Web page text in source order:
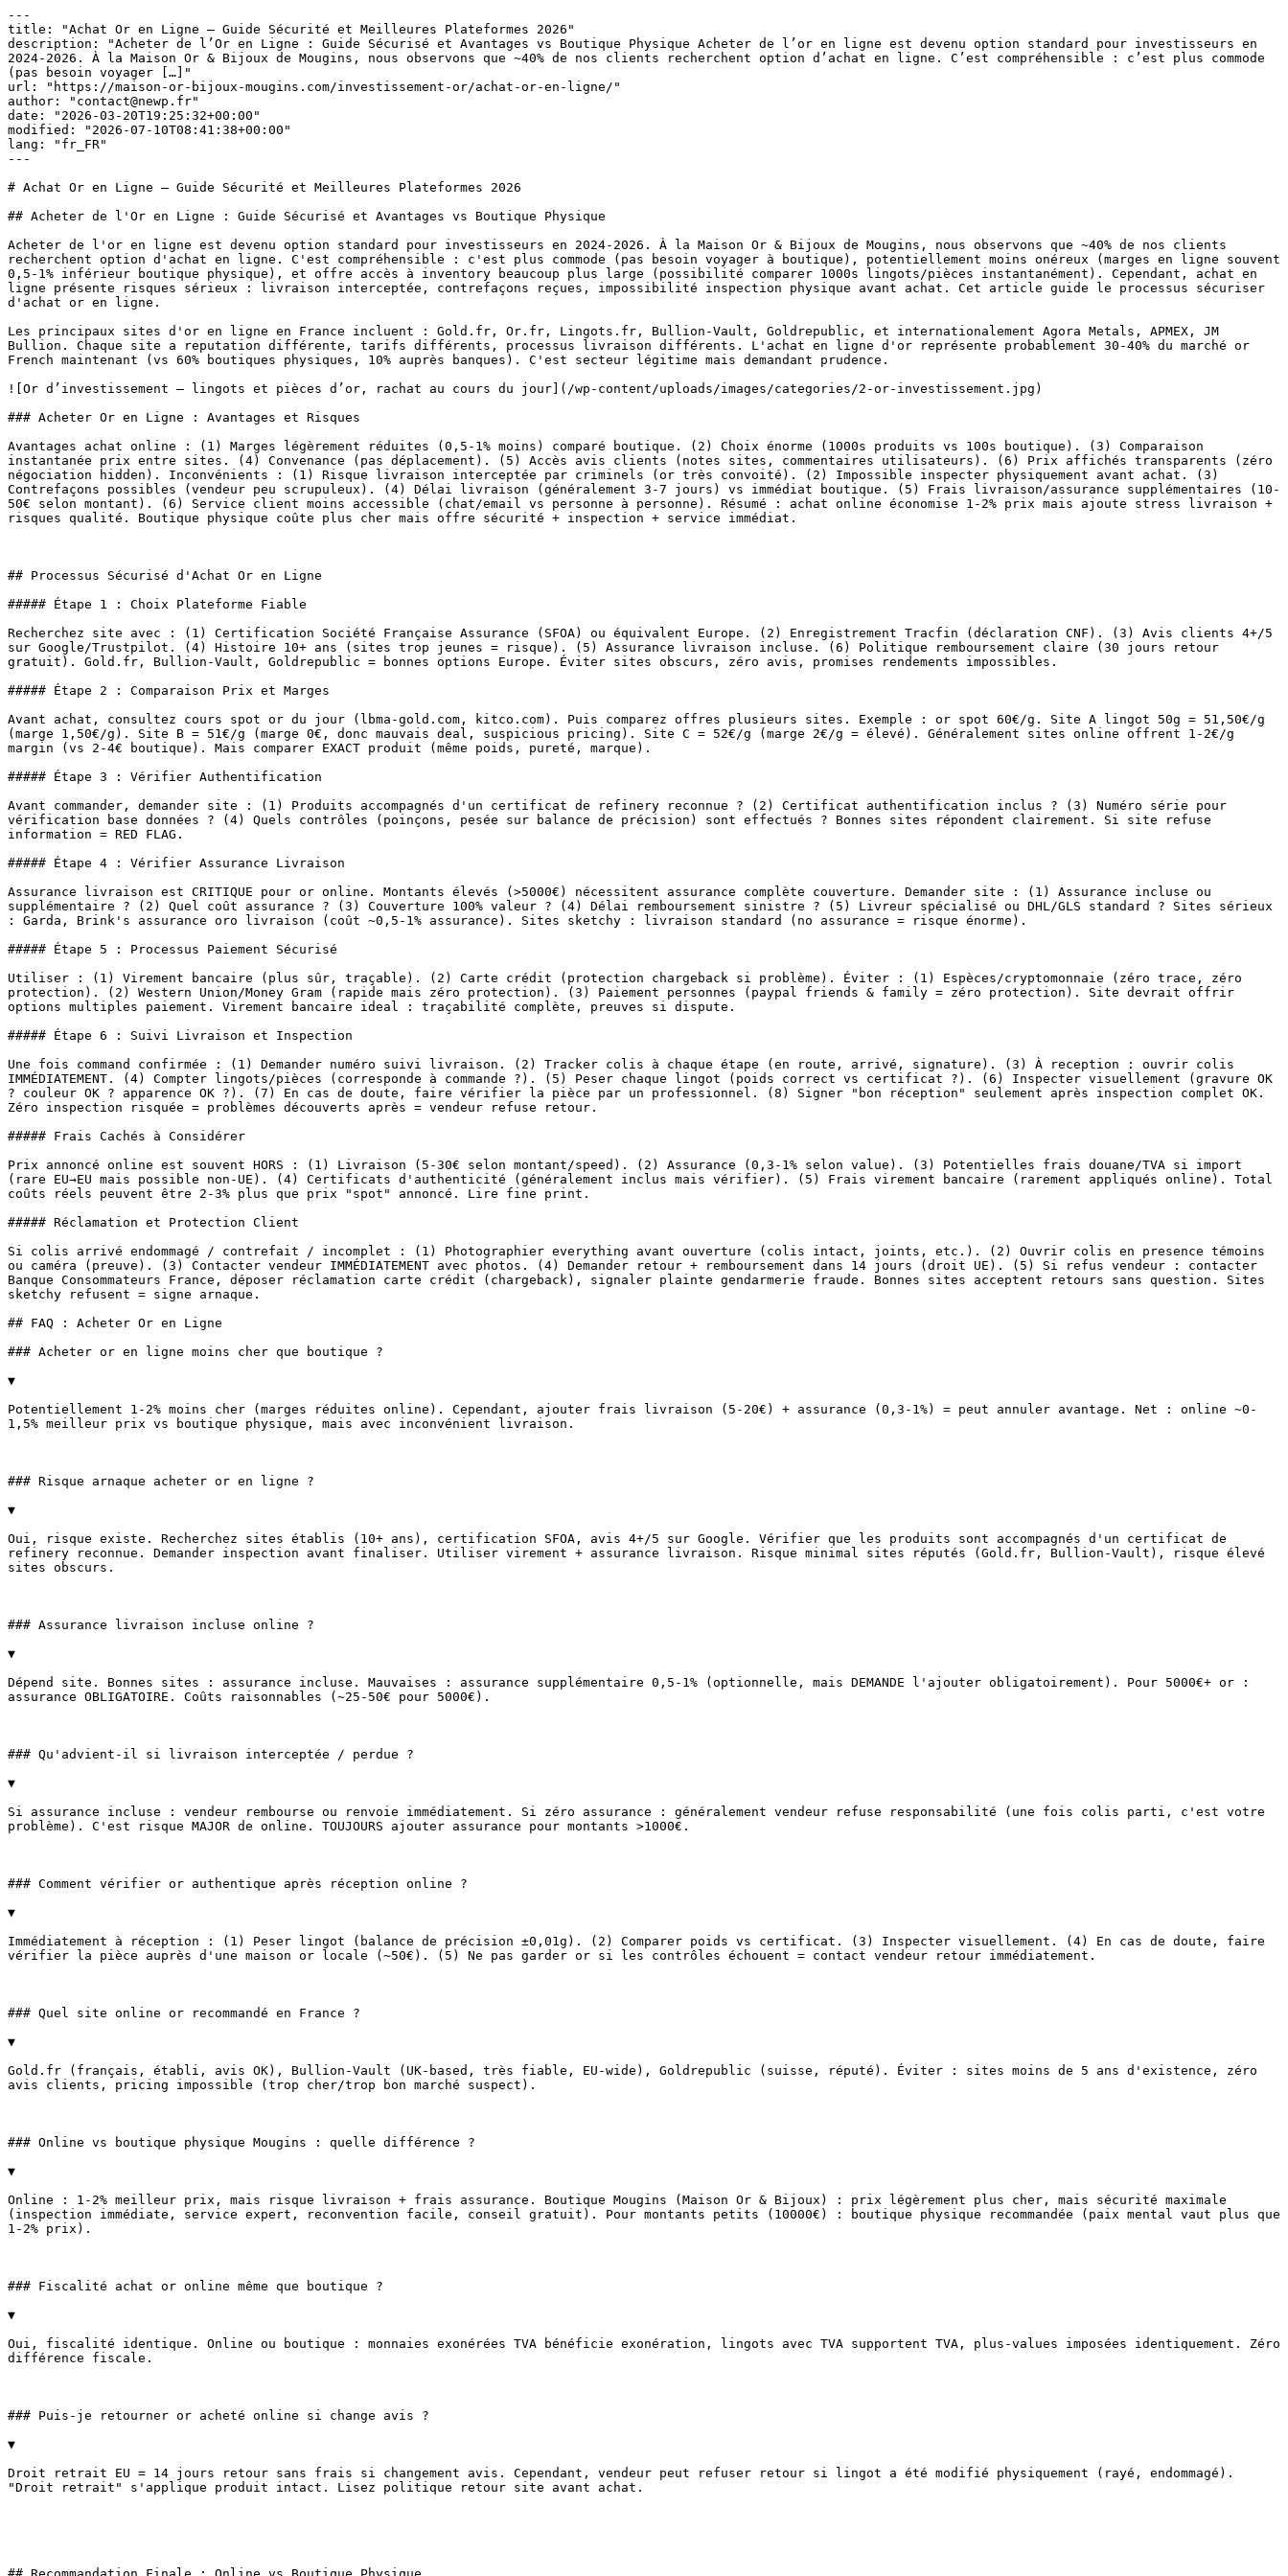
---
title: "Achat Or en Ligne — Guide Sécurité et Meilleures Plateformes 2026"
description: "Acheter de l’Or en Ligne : Guide Sécurisé et Avantages vs Boutique Physique Acheter de l’or en ligne est devenu option standard pour investisseurs en 2024-2026. À la Maison Or & Bijoux de Mougins, nous observons que ~40% de nos clients recherchent option d’achat en ligne. C’est compréhensible : c’est plus commode (pas besoin voyager […]"
url: "https://maison-or-bijoux-mougins.com/investissement-or/achat-or-en-ligne/"
author: "contact@newp.fr"
date: "2026-03-20T19:25:32+00:00"
modified: "2026-07-10T08:41:38+00:00"
lang: "fr_FR"
---

# Achat Or en Ligne — Guide Sécurité et Meilleures Plateformes 2026

## Acheter de l'Or en Ligne : Guide Sécurisé et Avantages vs Boutique Physique

Acheter de l'or en ligne est devenu option standard pour investisseurs en 2024-2026. À la Maison Or & Bijoux de Mougins, nous observons que ~40% de nos clients recherchent option d'achat en ligne. C'est compréhensible : c'est plus commode (pas besoin voyager à boutique), potentiellement moins onéreux (marges en ligne souvent 0,5-1% inférieur boutique physique), et offre accès à inventory beaucoup plus large (possibilité comparer 1000s lingots/pièces instantanément). Cependant, achat en ligne présente risques sérieux : livraison interceptée, contrefaçons reçues, impossibilité inspection physique avant achat. Cet article guide le processus sécuriser d'achat or en ligne.

Les principaux sites d'or en ligne en France incluent : Gold.fr, Or.fr, Lingots.fr, Bullion-Vault, Goldrepublic, et internationalement Agora Metals, APMEX, JM Bullion. Chaque site a reputation différente, tarifs différents, processus livraison différents. L'achat en ligne d'or représente probablement 30-40% du marché or French maintenant (vs 60% boutiques physiques, 10% auprès banques). C'est secteur légitime mais demandant prudence.

![Or d’investissement — lingots et pièces d’or, rachat au cours du jour](/wp-content/uploads/images/categories/2-or-investissement.jpg)

### Acheter Or en Ligne : Avantages et Risques

Avantages achat online : (1) Marges légèrement réduites (0,5-1% moins) comparé boutique. (2) Choix énorme (1000s produits vs 100s boutique). (3) Comparaison instantanée prix entre sites. (4) Convenance (pas déplacement). (5) Accès avis clients (notes sites, commentaires utilisateurs). (6) Prix affichés transparents (zéro négociation hidden). Inconvénients : (1) Risque livraison interceptée par criminels (or très convoité). (2) Impossible inspecter physiquement avant achat. (3) Contrefaçons possibles (vendeur peu scrupuleux). (4) Délai livraison (généralement 3-7 jours) vs immédiat boutique. (5) Frais livraison/assurance supplémentaires (10-50€ selon montant). (6) Service client moins accessible (chat/email vs personne à personne). Résumé : achat online économise 1-2% prix mais ajoute stress livraison + risques qualité. Boutique physique coûte plus cher mais offre sécurité + inspection + service immédiat.

 

## Processus Sécurisé d'Achat Or en Ligne

##### Étape 1 : Choix Plateforme Fiable

Recherchez site avec : (1) Certification Société Française Assurance (SFOA) ou équivalent Europe. (2) Enregistrement Tracfin (déclaration CNF). (3) Avis clients 4+/5 sur Google/Trustpilot. (4) Histoire 10+ ans (sites trop jeunes = risque). (5) Assurance livraison incluse. (6) Politique remboursement claire (30 jours retour gratuit). Gold.fr, Bullion-Vault, Goldrepublic = bonnes options Europe. Éviter sites obscurs, zéro avis, promises rendements impossibles.

##### Étape 2 : Comparaison Prix et Marges

Avant achat, consultez cours spot or du jour (lbma-gold.com, kitco.com). Puis comparez offres plusieurs sites. Exemple : or spot 60€/g. Site A lingot 50g = 51,50€/g (marge 1,50€/g). Site B = 51€/g (marge 0€, donc mauvais deal, suspicious pricing). Site C = 52€/g (marge 2€/g = élevé). Généralement sites online offrent 1-2€/g margin (vs 2-4€ boutique). Mais comparer EXACT produit (même poids, pureté, marque).

##### Étape 3 : Vérifier Authentification

Avant commander, demander site : (1) Produits accompagnés d'un certificat de refinery reconnue ? (2) Certificat authentification inclus ? (3) Numéro série pour vérification base données ? (4) Quels contrôles (poinçons, pesée sur balance de précision) sont effectués ? Bonnes sites répondent clairement. Si site refuse information = RED FLAG.

##### Étape 4 : Vérifier Assurance Livraison

Assurance livraison est CRITIQUE pour or online. Montants élevés (>5000€) nécessitent assurance complète couverture. Demander site : (1) Assurance incluse ou supplémentaire ? (2) Quel coût assurance ? (3) Couverture 100% valeur ? (4) Délai remboursement sinistre ? (5) Livreur spécialisé ou DHL/GLS standard ? Sites sérieux : Garda, Brink's assurance oro livraison (coût ~0,5-1% assurance). Sites sketchy : livraison standard (no assurance = risque énorme).

##### Étape 5 : Processus Paiement Sécurisé

Utiliser : (1) Virement bancaire (plus sûr, traçable). (2) Carte crédit (protection chargeback si problème). Éviter : (1) Espèces/cryptomonnaie (zéro trace, zéro protection). (2) Western Union/Money Gram (rapide mais zéro protection). (3) Paiement personnes (paypal friends & family = zéro protection). Site devrait offrir options multiples paiement. Virement bancaire ideal : traçabilité complète, preuves si dispute.

##### Étape 6 : Suivi Livraison et Inspection

Une fois command confirmée : (1) Demander numéro suivi livraison. (2) Tracker colis à chaque étape (en route, arrivé, signature). (3) À reception : ouvrir colis IMMÉDIATEMENT. (4) Compter lingots/pièces (corresponde à commande ?). (5) Peser chaque lingot (poids correct vs certificat ?). (6) Inspecter visuellement (gravure OK ? couleur OK ? apparence OK ?). (7) En cas de doute, faire vérifier la pièce par un professionnel. (8) Signer "bon réception" seulement après inspection complet OK. Zéro inspection risquée = problèmes découverts après = vendeur refuse retour.

##### Frais Cachés à Considérer

Prix annoncé online est souvent HORS : (1) Livraison (5-30€ selon montant/speed). (2) Assurance (0,3-1% selon value). (3) Potentielles frais douane/TVA si import (rare EU→EU mais possible non-UE). (4) Certificats d'authenticité (généralement inclus mais vérifier). (5) Frais virement bancaire (rarement appliqués online). Total coûts réels peuvent être 2-3% plus que prix "spot" annoncé. Lire fine print.

##### Réclamation et Protection Client

Si colis arrivé endommagé / contrefait / incomplet : (1) Photographier everything avant ouverture (colis intact, joints, etc.). (2) Ouvrir colis en presence témoins ou caméra (preuve). (3) Contacter vendeur IMMÉDIATEMENT avec photos. (4) Demander retour + remboursement dans 14 jours (droit UE). (5) Si refus vendeur : contacter Banque Consommateurs France, déposer réclamation carte crédit (chargeback), signaler plainte gendarmerie fraude. Bonnes sites acceptent retours sans question. Sites sketchy refusent = signe arnaque.

## FAQ : Acheter Or en Ligne

### Acheter or en ligne moins cher que boutique ?

▼

Potentiellement 1-2% moins cher (marges réduites online). Cependant, ajouter frais livraison (5-20€) + assurance (0,3-1%) = peut annuler avantage. Net : online ~0-1,5% meilleur prix vs boutique physique, mais avec inconvénient livraison.

 

### Risque arnaque acheter or en ligne ?

▼

Oui, risque existe. Recherchez sites établis (10+ ans), certification SFOA, avis 4+/5 sur Google. Vérifier que les produits sont accompagnés d'un certificat de refinery reconnue. Demander inspection avant finaliser. Utiliser virement + assurance livraison. Risque minimal sites réputés (Gold.fr, Bullion-Vault), risque élevé sites obscurs.

 

### Assurance livraison incluse online ?

▼

Dépend site. Bonnes sites : assurance incluse. Mauvaises : assurance supplémentaire 0,5-1% (optionnelle, mais DEMANDE l'ajouter obligatoirement). Pour 5000€+ or : assurance OBLIGATOIRE. Coûts raisonnables (~25-50€ pour 5000€).

 

### Qu'advient-il si livraison interceptée / perdue ?

▼

Si assurance incluse : vendeur rembourse ou renvoie immédiatement. Si zéro assurance : généralement vendeur refuse responsabilité (une fois colis parti, c'est votre problème). C'est risque MAJOR de online. TOUJOURS ajouter assurance pour montants >1000€.

 

### Comment vérifier or authentique après réception online ?

▼

Immédiatement à réception : (1) Peser lingot (balance de précision ±0,01g). (2) Comparer poids vs certificat. (3) Inspecter visuellement. (4) En cas de doute, faire vérifier la pièce auprès d'une maison or locale (~50€). (5) Ne pas garder or si les contrôles échouent = contact vendeur retour immédiatement.

 

### Quel site online or recommandé en France ?

▼

Gold.fr (français, établi, avis OK), Bullion-Vault (UK-based, très fiable, EU-wide), Goldrepublic (suisse, réputé). Éviter : sites moins de 5 ans d'existence, zéro avis clients, pricing impossible (trop cher/trop bon marché suspect).

 

### Online vs boutique physique Mougins : quelle différence ?

▼

Online : 1-2% meilleur prix, mais risque livraison + frais assurance. Boutique Mougins (Maison Or & Bijoux) : prix légèrement plus cher, mais sécurité maximale (inspection immédiate, service expert, reconvention facile, conseil gratuit). Pour montants petits (10000€) : boutique physique recommandée (paix mental vaut plus que 1-2% prix).

 

### Fiscalité achat or online même que boutique ?

▼

Oui, fiscalité identique. Online ou boutique : monnaies exonérées TVA bénéficie exonération, lingots avec TVA supportent TVA, plus-values imposées identiquement. Zéro différence fiscale.

 

### Puis-je retourner or acheté online si change avis ?

▼

Droit retrait EU = 14 jours retour sans frais si changement avis. Cependant, vendeur peut refuser retour si lingot a été modifié physiquement (rayé, endommagé). "Droit retrait" s'applique produit intact. Lisez politique retour site avant achat.

 

 

## Recommandation Finale : Online vs Boutique Physique

Pour investiss